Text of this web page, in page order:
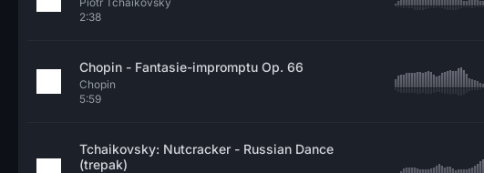
2:38
Chopin - Fantasie-impromptu Op. 66
Chopin
5:59
Tchaikovsky: Nutcracker - Russian Dance
(trepak)